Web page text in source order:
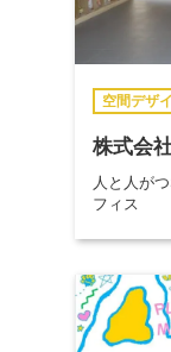
空間デザ
株式会
人と人が
フィス